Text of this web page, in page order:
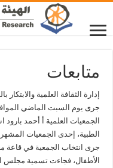
متابعات
إدارة الثقافة العلمية والابتكار
الجمعيات العلمية أ أحمد
الطبية، إحدى الجمعيات
جرى انتخاب الجمعية في قاعة
الأطفال، فجاءت تسمية مجلس